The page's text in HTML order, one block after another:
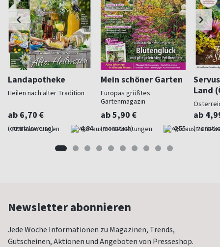
Landapotheke
Heilen nach alter Tradition
ab 6,70 €
(quartalsweise) 4,84
Mein schöner Garten
Europas größtes
Gartenmagazin
ab 5,90 €
(monatlich) 4,55
Land
ab
Newsletter abonnieren
Jede Woche Informationen zu Magazinen, Trends,
Gutscheinen, Aktionen und Angeboten von Presseshop.